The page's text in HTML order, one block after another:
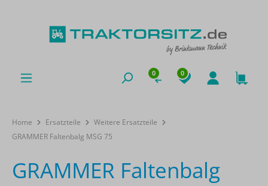
0 0
Home Ersatzteile
Weitere Ersatzteile
GRAMMER Faltenbalg MSG 75
GRAMMER Faltenbalg